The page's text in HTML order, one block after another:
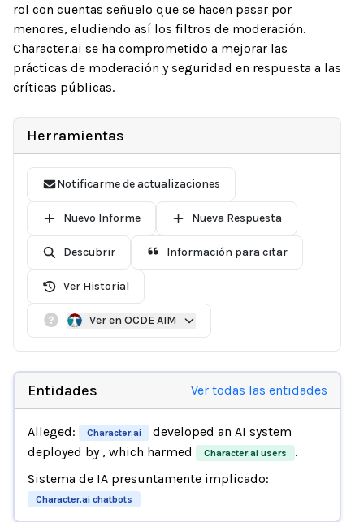
rol con cuentas señuelo que se hacen pasar por
menores, eludiendo así los filtros de moderación.
Character.ai se ha comprometido a mejorar las
prácticas de moderación y seguridad en respuesta a las
críticas públicas.
Herramientas
Notificarme de actualizaciones
Nuevo Informe Nueva Respuesta
Descubrir Información para citar
Ver Historial
Ver en OCDE AIM
Entidades Ver todas las entidades
Alleged: Character.ai
developed an AI system
deployed by , which harmed Character.ai users
.
Sistema de IA presuntamente implicado:
Character.ai chatbots